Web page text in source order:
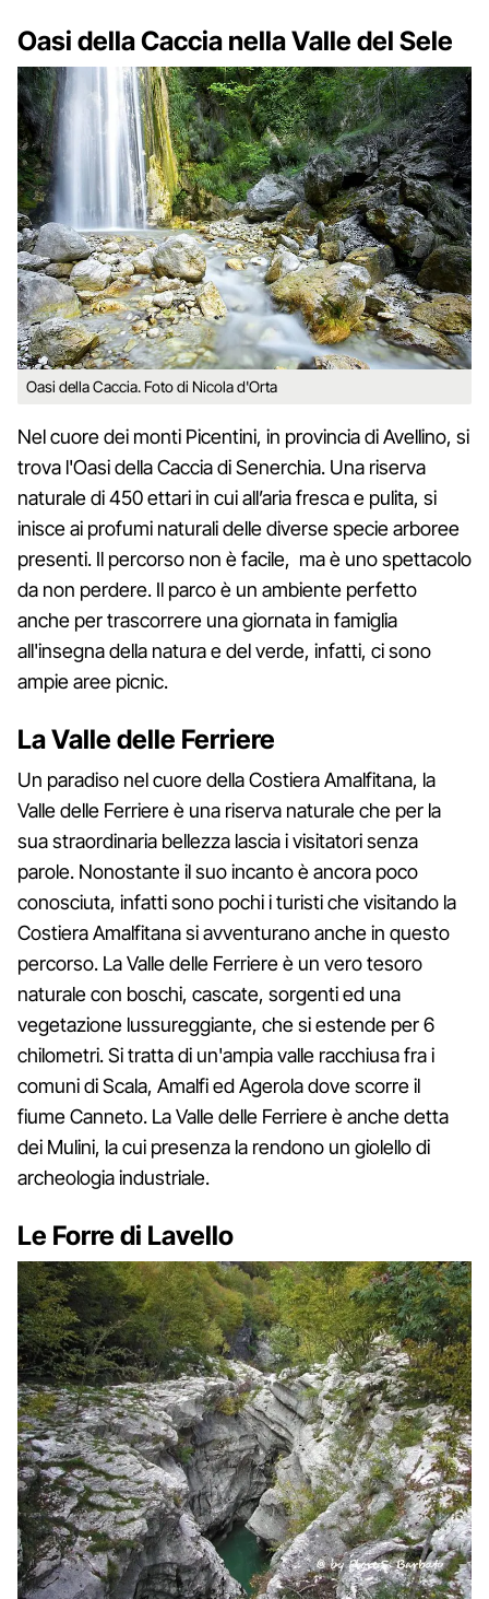
Oasi della Caccia nella Valle del Sele
Oasi della Caccia. Foto di Nicola d'Orta
Nel cuore dei monti Picentini, in provincia di Avellino, si
trova l'Oasi della Caccia di Senerchia. Una riserva
naturale di 450 ettari in cui all’aria fresca e pulita, si
inisce ai profumi naturali delle diverse specie arboree
presenti. Il percorso non è facile, ma è uno spettacolo
da non perdere. Il parco è un ambiente perfetto
anche per trascorrere una giornata in famiglia
all'insegna della natura e del verde, infatti, ci sono
ampie aree picnic.
La Valle delle Ferriere
Un paradiso nel cuore della Costiera Amalfitana, la
Valle delle Ferriere è una riserva naturale che per la
sua straordinaria bellezza lascia i visitatori senza
parole. Nonostante il suo incanto è ancora poco
conosciuta, infatti sono pochi i turisti che visitando la
Costiera Amalfitana si avventurano anche in questo
percorso. La Valle delle Ferriere è un vero tesoro
naturale con boschi, cascate, sorgenti ed una
vegetazione lussureggiante, che si estende per 6
chilometri. Si tratta di un'ampia valle racchiusa fra i
comuni di Scala, Amalfi ed Agerola dove scorre il
fiume Canneto. La Valle delle Ferriere è anche detta
dei Mulini, la cui presenza la rendono un giolello di
archeologia industriale.
Le Forre di Lavello